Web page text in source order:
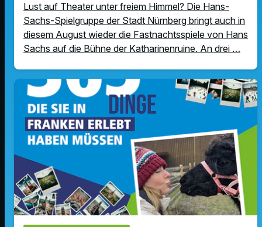
Lust auf Theater unter freiem Himmel? Die Hans-
Sachs-Spielgruppe der Stadt Nürnberg bringt auch in
diesem August wieder die Fastnachtsspiele von Hans
Sachs auf die Bühne der Katharinenruine. An drei …